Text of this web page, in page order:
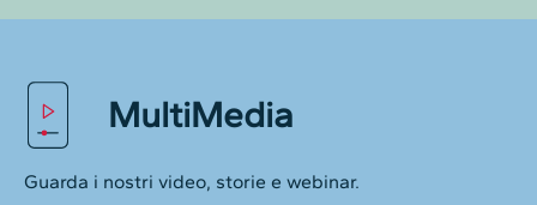
MultiMedia
Guarda i nostri video, storie e webinar.